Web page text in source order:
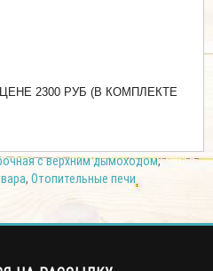
ЦЕНЕ 2300 РУБ (В КОМПЛЕКТЕ
с верхним дымоходом,
, Отопительные печи